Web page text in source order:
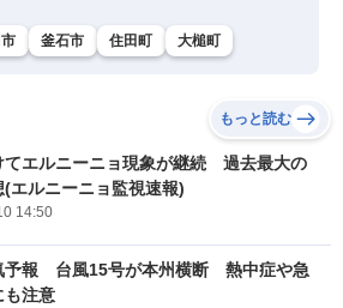
釜石市 住田町 大槌町
もっと読む
てエルニーニョ現象が継続 過去最大の
(エルニーニョ監視速報)
14:50
予報 台風15号が本州横断 熱中症や急
も注意